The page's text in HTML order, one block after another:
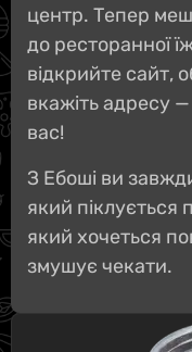
центр. Тепер
до ресторанної
відкрийте сайт,
вкажіть адресу
вас!
З Ебоші ви
який піклується
який хочеться
змушує чекати.